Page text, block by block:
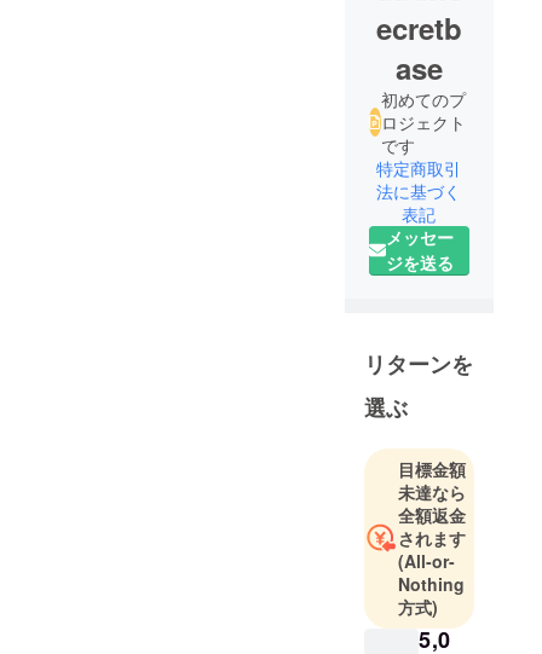
ecretb
ase
初めてのプ
ロジェクト
です
特定商取引
法に基づく
表記
メッセー
ジを送る
リターンを
選ぶ
目標金額
未達なら
全額返金
されます
(All-or-
Nothing
方式)
5,0